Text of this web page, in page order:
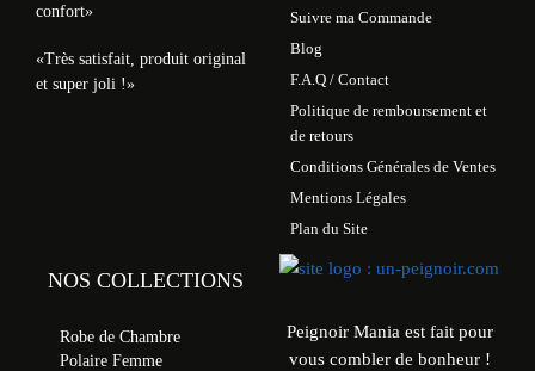
confort»
«Très satisfait, produit original
et super joli !»
Suivre ma Commande
Blog
F.A.Q / Contact
Politique de remboursement et
de retours
Conditions Générales de Ventes
Mentions Légales
Plan du Site
NOS COLLECTIONS
Robe de Chambre
Polaire Femme
Peignoir Mania est fait pour
vous combler de bonheur !